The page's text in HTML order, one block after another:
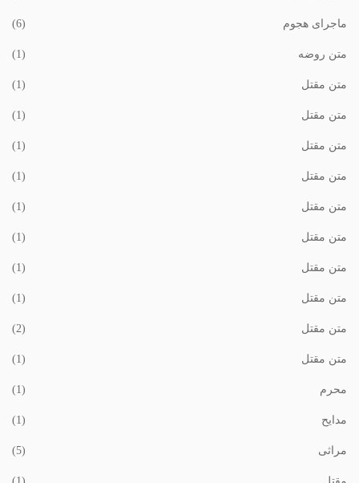
ماجرای هجوم (6)
متن روضه (1)
متن مقتل (1)
متن مقتل (1)
متن مقتل (1)
متن مقتل (1)
متن مقتل (1)
متن مقتل (1)
متن مقتل (1)
متن مقتل (1)
متن مقتل (2)
متن مقتل (1)
محرم (1)
مدایح (1)
مراثی (5)